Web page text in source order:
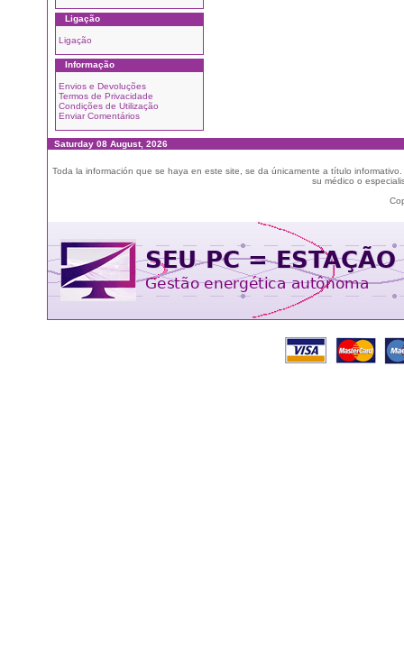
Ligação
Ligação
Informação
Envios e Devoluções
Termos de Privacidade
Condições de Utilização
Enviar Comentários
Saturday 08 August, 2026
Toda la información que se haya en este site, se da únicamente a título
su médico o